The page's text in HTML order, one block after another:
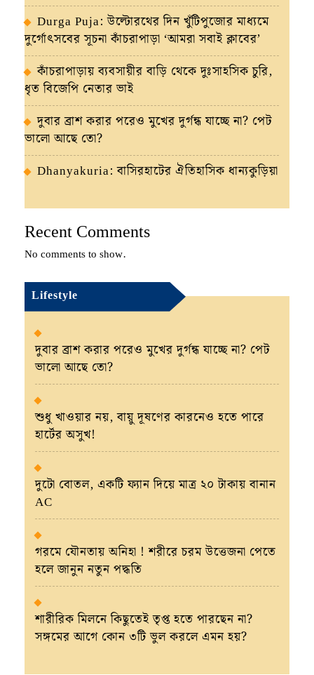
Durga Puja: উল্টোরথের দিন খুঁটিপুজোর মাধ্যমে
দুর্গোৎসবের সূচনা কাঁচরাপাড়া ‘আমরা সবাই ক্লাবের’
কাঁচরাপাড়ায় ব্যবসায়ীর বাড়ি থেকে দুঃসাহসিক চুরি,
ধৃত বিজেপি নেতার ভাই
দুবার ব্রাশ করার পরেও মুখের দুর্গন্ধ যাচ্ছে না? পেট
ভালো আছে তো?
Dhanyakuria: বাসিরহাটের ঐতিহাসিক ধান্যকুড়িয়া
Recent Comments
No comments to show.
Lifestyle
দুবার ব্রাশ করার পরেও মুখের দুর্গন্ধ যাচ্ছে না? পেট
ভালো আছে তো?
শুধু খাওয়ার নয়, বায়ু দূষণের কারনেও হতে পারে
হার্টের অসুখ!
দুটো বোতল, একটি ফ্যান দিয়ে মাত্র ২০ টাকায় বানান
AC
গরমে যৌনতায় অনিহা ! শরীরে চরম উত্তেজনা পেতে
হলে জানুন নতুন পদ্ধতি
শারীরিক মিলনে কিছুতেই তৃপ্ত হতে পারছেন না?
সঙ্গমের আগে কোন ৩টি ভুল করলে এমন হয়?